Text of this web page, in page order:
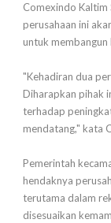
Comexindo Kaltim
perusahaan ini
untuk membangun
"Kehadiran dua
Diharapkan pihak
terhadap
mendatang," kata
Pemerintah
hendaknya
terutama dalam
disesuaikan